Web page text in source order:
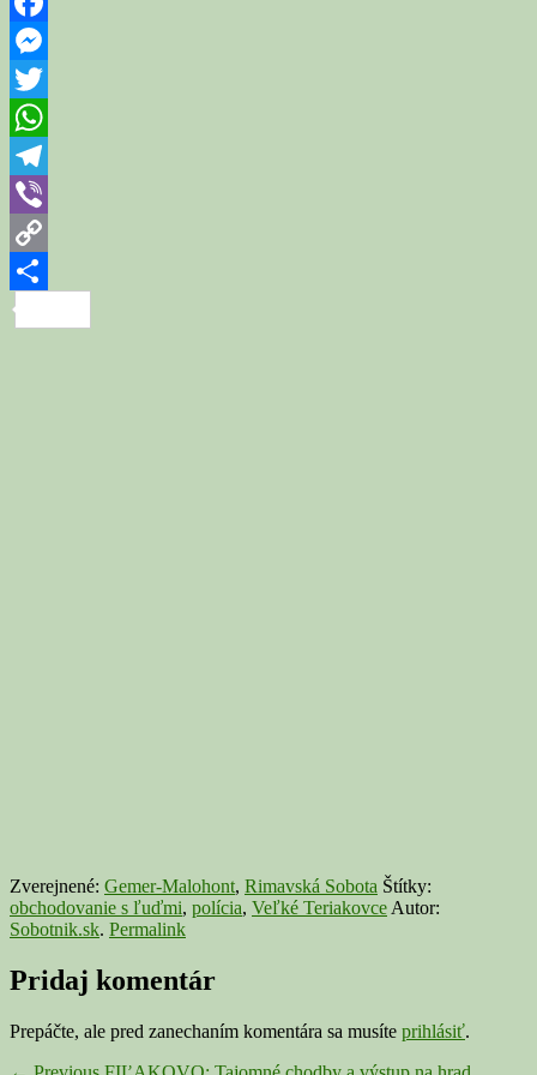
Facebook
Messenger
Twitter
WhatsApp
Telegram
Viber
Copy
Link
Zverejnené: Gemer-Malohont, Rimavská Sobota Štítky:
obchodovanie s ľuďmi, polícia, Veľké Teriakovce Autor:
Sobotnik.sk. Permalink
Pridaj komentár
Prepáčte, ale pred zanechaním komentára sa musíte prihlásiť.
Previous